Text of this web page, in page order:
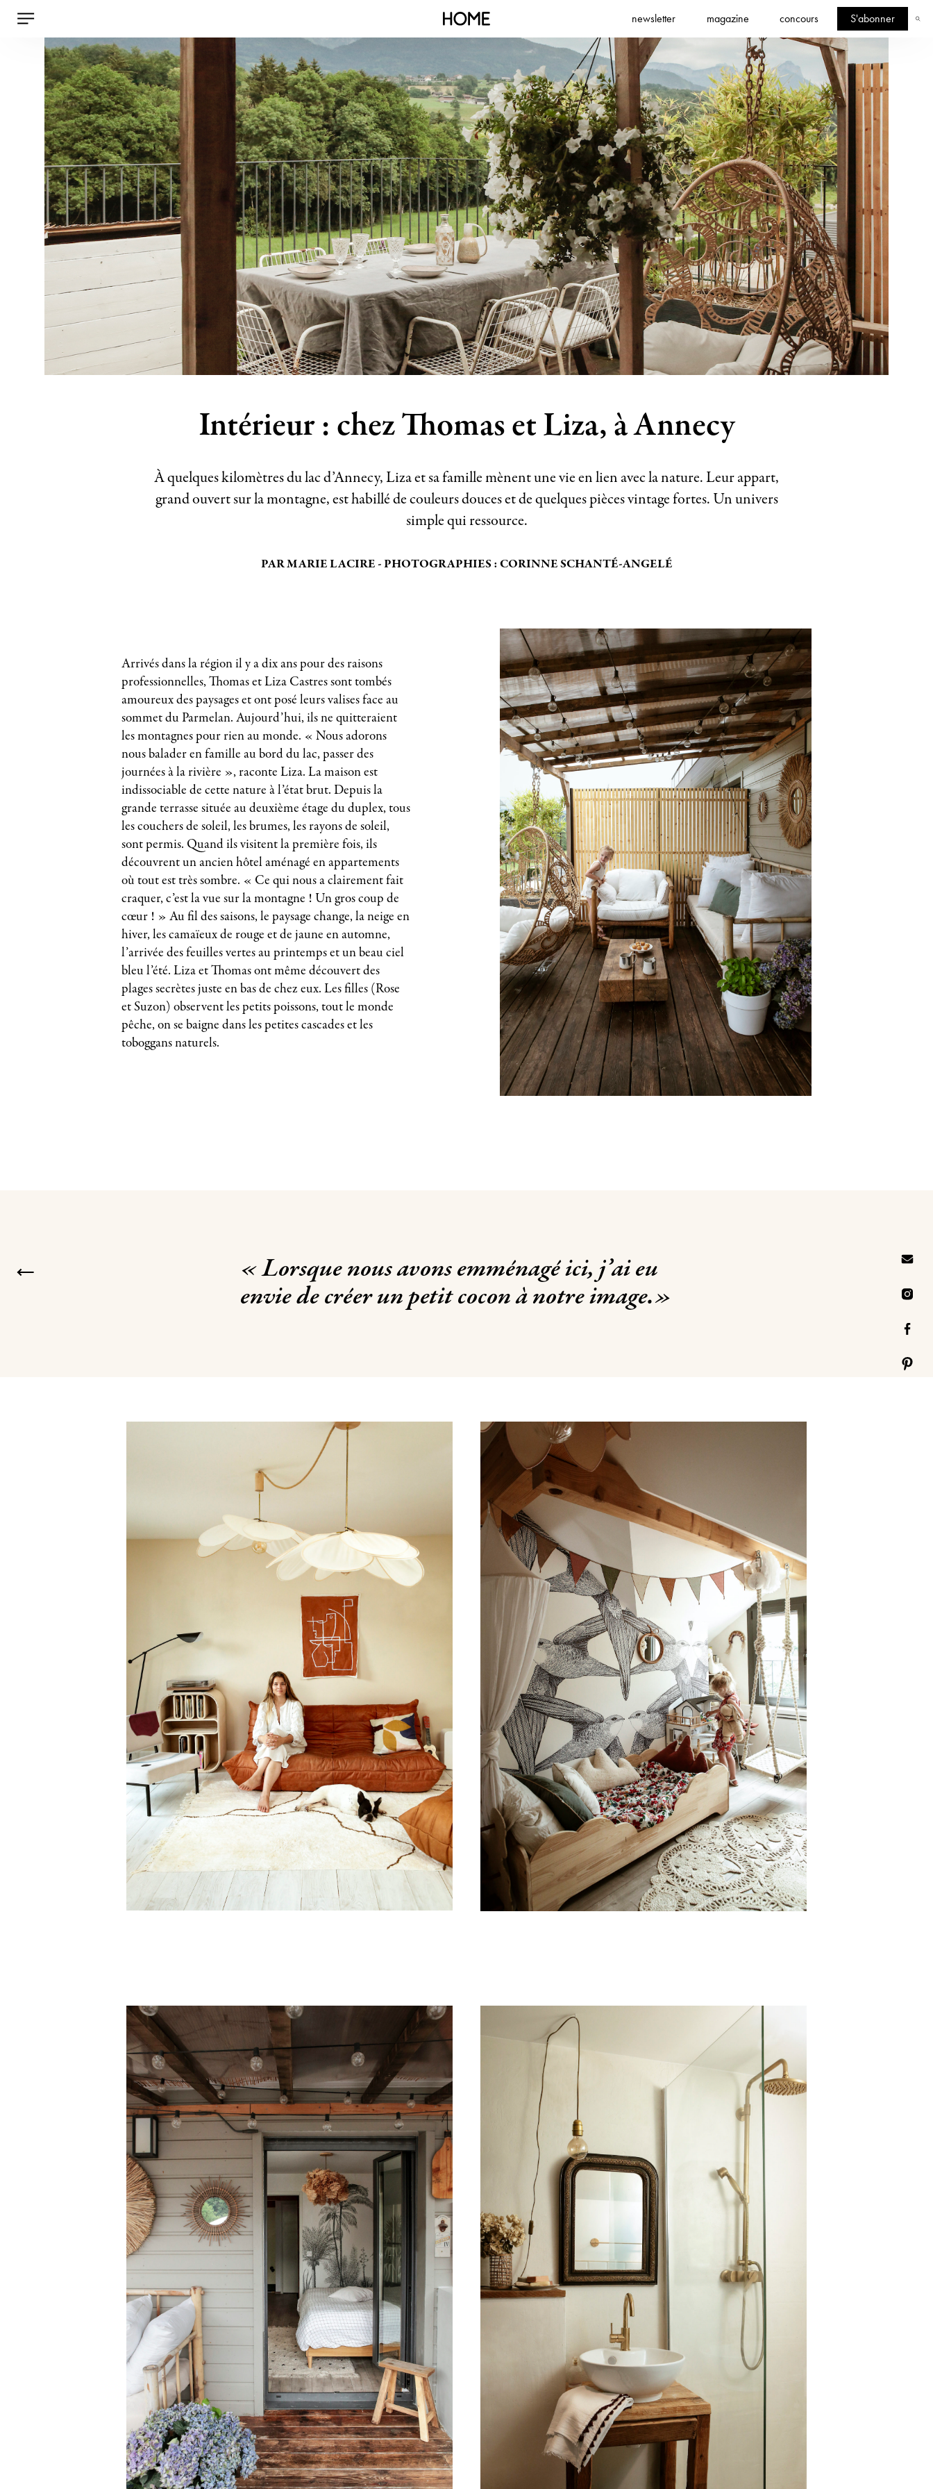
newsletter magazine concours S'abonner
Intérieur : chez Thomas et Liza, à Annecy
À quelques kilomètres du lac d’Annecy, Liza et sa famille mènent une vie en lien avec la nature. Leur appart,
grand ouvert sur la montagne, est habillé de couleurs douces et de quelques pièces vintage fortes. Un univers
simple qui ressource.
PAR MARIE LACIRE - PHOTOGRAPHIES : CORINNE SCHANTÉ-ANGELÉ
Arrivés dans la région il y a dix ans pour des raisons
professionnelles, Thomas et Liza Castres sont tombés
amoureux des paysages et ont posé leurs valises face au
sommet du Parmelan. Aujourd’hui, ils ne quitteraient
les montagnes pour rien au monde. « Nous adorons
nous balader en famille au bord du lac, passer des
journées à la rivière », raconte Liza. La maison est
indissociable de cette nature à l’état brut. Depuis la
grande terrasse située au deuxième étage du duplex, tous
les couchers de soleil, les brumes, les rayons de soleil,
sont permis. Quand ils visitent la première fois, ils
découvrent un ancien hôtel aménagé en appartements
où tout est très sombre. « Ce qui nous a clairement fait
craquer, c’est la vue sur la montagne ! Un gros coup de
cœur ! » Au fil des saisons, le paysage change, la neige en
hiver, les camaïeux de rouge et de jaune en automne,
l’arrivée des feuilles vertes au printemps et un beau ciel
bleu l’été. Liza et Thomas ont même découvert des
plages secrètes juste en bas de chez eux. Les filles (Rose
et Suzon) observent les petits poissons, tout le monde
pêche, on se baigne dans les petites cascades et les
toboggans naturels.
« Lorsque nous avons emménagé ici, j’ai eu
envie de créer un petit cocon à notre image.»